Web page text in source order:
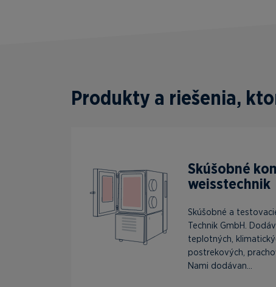
Produkty a riešenia,
Skúšobné
weisstechnik
Skúšobné a
Technik GmbH.
teplotných,
postrekových,
Nami dodávan...